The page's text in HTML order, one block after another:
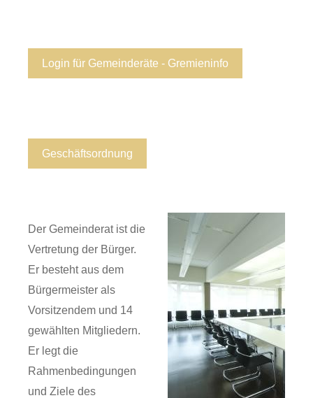
Login für Gemeinderäte - Gremieninfo
Geschäftsordnung
Der Gemeinderat ist die
Vertretung der Bürger.
Er besteht aus dem
Bürgermeister als
Vorsitzendem und 14
gewählten Mitgliedern.
Er legt die
Rahmenbedingungen
und Ziele des